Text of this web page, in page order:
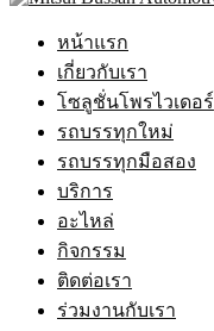
หน้าแรก
เกี่ยวกับเรา
โซลูชั่นโพรไวเดอร์
รถบรรทุกใหม่
รถบรรทุกมือสอง
บริการ
อะไหล่
กิจกรรม
ติดต่อเรา
ร่วมงานกับเรา